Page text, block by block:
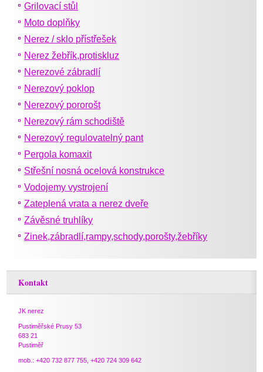
Grilovací stůl
Moto doplňky
Nerez / sklo přístřešek
Nerez žebřík,protiskluz
Nerezové zábradlí
Nerezový poklop
Nerezový pororošt
Nerezový rám schodiště
Nerezový regulovatelný pant
Pergola komaxit
Střešní nosná ocelová konstrukce
Vodojemy vystrojení
Zateplená vrata a nerez dveře
Závěsné truhlíky
Zinek,zábradlí,rampy,schody,porošty,žebříky
Kontakt
JK nerez
Pustiměřské Prusy 53
683 21
Pustiměř
mob.: +420 732 877 755, +420 724 309 642